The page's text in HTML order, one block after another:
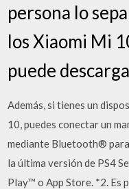
persona lo
los Xiaomi Mi
puede
Además, si tienes un
10, puedes conectar un
mediante Bluetooth®
la última versión de PS4
Play™ o App Store. *2. Es